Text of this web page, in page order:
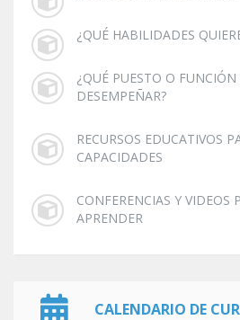
¿QUÉ HABILIDADES
¿QUÉ PUESTO O FUNCIÓN
DESEMPEÑAR?
RECURSOS EDUCATIVOS
CAPACIDADES
CONFERENCIAS Y VIDEOS
APRENDER
CALENDARIO DE